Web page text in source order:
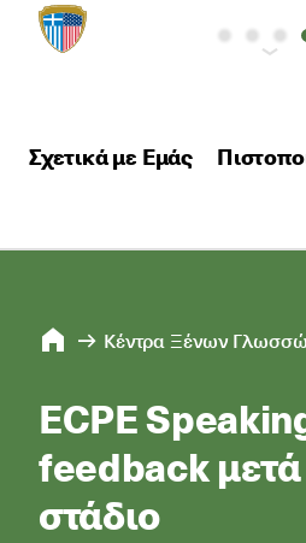
Σχετικά με Εμάς
Κέντρα Ξένων
ECPE
feedback
στάδιο